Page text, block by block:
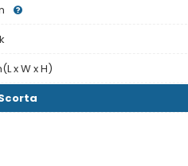
x W x H)